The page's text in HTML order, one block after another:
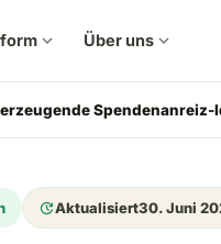
expand_more Über uns expand_more
Spendenanreiz-
updateAktualisiert30. Juni